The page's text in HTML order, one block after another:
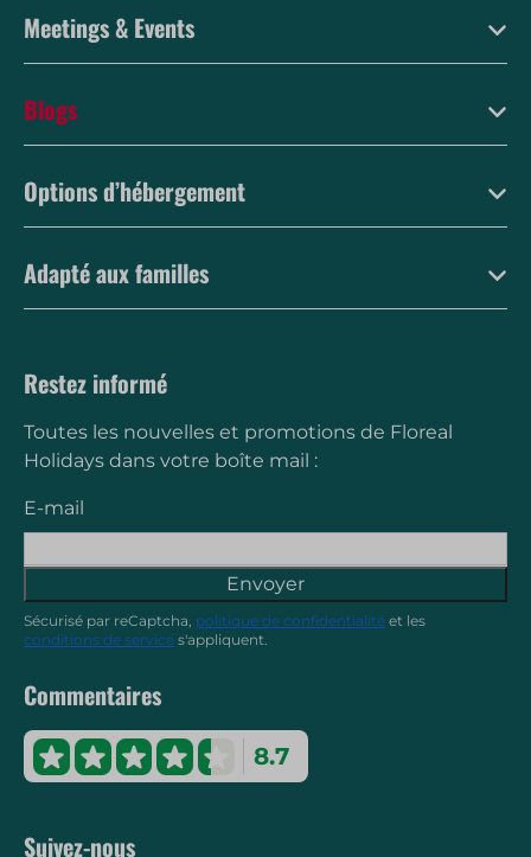
Meetings & Events
Blogs
Options d’hébergement
Adapté aux familles
Restez informé
Toutes les nouvelles et promotions de Floreal
Holidays dans votre boîte mail :
E-mail
Envoyer
Sécurisé par reCaptcha, politique de confidentialité et les
conditions de service s'appliquent.
Commentaires
8.7
Suivez-nous